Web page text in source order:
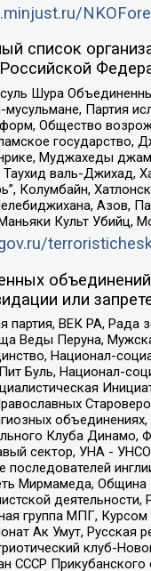
список
Шура
мусульмане, Партия
Общество
государство,
Муджахеды
валь-Джихад,
Колумбайн,
Азов,
Культ Убийц,
или
партия, ВЕК РА,
Веды Перуна,
Национал-
Буль, Национал-
Клуба Динамо,
сектор, УНА -
последователей
Мирмамеда, Община
группа МПГ, Курсом
Ак Умут, Русская
клуб-
СССР